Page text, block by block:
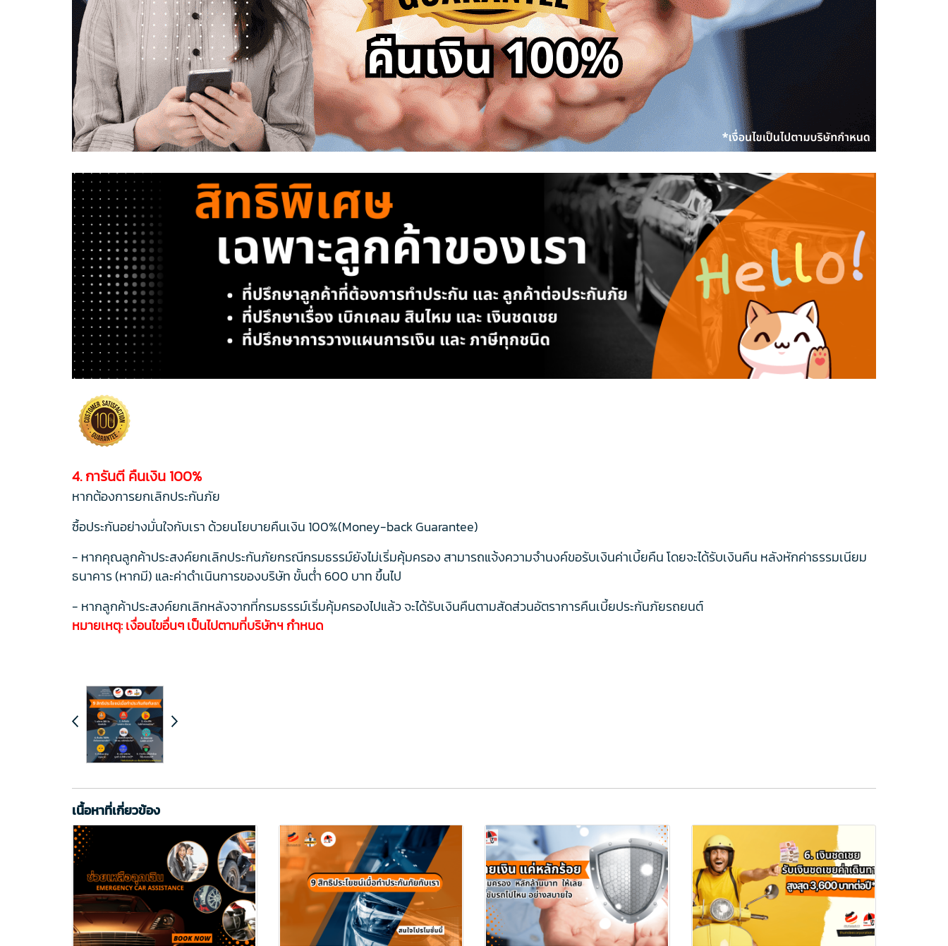
4. การันตี คืนเงิน 100%
หากต้องการยกเลิกประกันภัย
ซื้อประกันอย่างมั่นใจกับเรา ด้วยนโยบายคืนเงิน 100%(Money-back Guarantee)
- หากคุณลูกค้าประสงค์ยกเลิกประกันภัยกรณีกรมธรรม์ยังไม่เริ่มคุ้มครอง สามารถแจ้งความจำนงค์ขอรับเงินค่าเบี้ยคืน โดยจะได้รับเงินคืน หลังหักค่าธรรมเนียม
ธนาคาร (หากมี) และค่าดำเนินการของบริษัท ขั้นต่ำ 600 บาท ขึ้นไป
- หากลูกค้าประสงค์ยกเลิกหลังจากที่กรมธรรม์เริ่มคุ้มครองไปแล้ว จะได้รับเงินคืนตามสัดส่วนอัตราการคืนเบี้ยประกันภัยรถยนต์
หมายเหตุ: เงื่อนไขอื่นๆ เป็นไปตามที่บริษัทฯ กำหนด
เนื้อหาที่เกี่ยวข้อง